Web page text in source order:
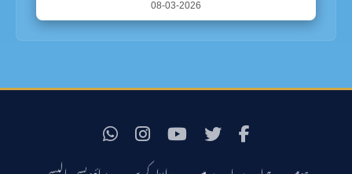
08-03-2026